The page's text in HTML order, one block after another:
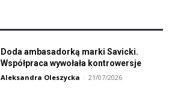
Doda ambasadorką marki Savicki.
Współpraca wywołała kontrowersje
Aleksandra Oleszycka - 21/07/2026